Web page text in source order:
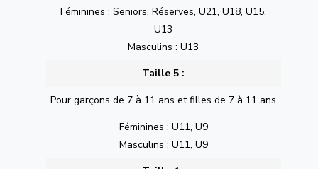
Féminines : Seniors, Réserves, U21, U18, U15,
U13
Masculins : U13
Taille 5 :
Pour garçons de 7 à 11 ans et filles de 7 à 11 ans
Féminines : U11, U9
Masculins : U11, U9